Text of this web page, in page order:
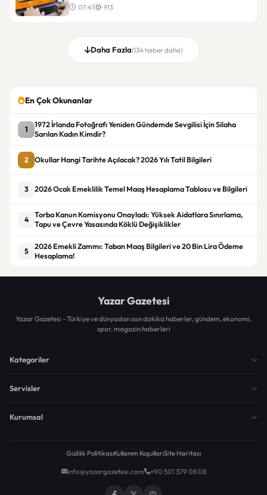
07:41 913
Daha Fazla(134 haber daha)
En Çok Okunanlar
1
1972 İrlanda Fotoğrafı Yeniden Gündemde Sevgilisi İçin Silaha
Sarılan Kadın Kimdir?
2 Okullar Hangi Tarihte Açılacak? 2026 Yılı Tatil Bilgileri
3 2026 Ocak Emeklilik Temel Maaş Hesaplama Tablosu ve Bilgileri
4
Torba Kanun Komisyonu Onayladı: Yüksek Aidatlara Sınırlama,
Tapu ve Çevre Yasasında Köklü Değişiklikler
5
2026 Emekli Zammı: Taban Maaş Bilgileri ve 20 Bin Lira Ödeme
Hesaplama!
Yazar Gazetesi
Yazar Gazetesi - Türkiye ve dünyadan son dakika haberler, gündem, ekonomi,
spor, magazin haberleri
Kategoriler
Servisler
Kurumsal
Gizlilik PolitikasıKullanım KoşullarıSite Haritası
info@yazargazetesi.com +90 501 379 08 08